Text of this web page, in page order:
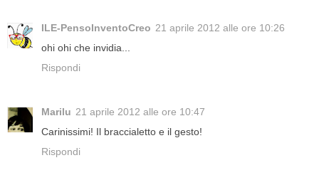
ILE-PensoInventoCreo 21 aprile 2012 alle ore 10:26
ohi ohi che invidia...
Rispondi
Marilu 21 aprile 2012 alle ore 10:47
Carinissimi! Il braccialetto e il gesto!
Rispondi